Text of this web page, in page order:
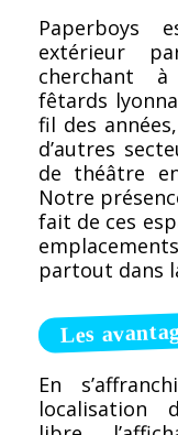
Paperboys
extérieur
cherchant
fêtards
fil des
d’autres
de théâtre
Notre
fait de ces
partout dans
Les
En
localisation